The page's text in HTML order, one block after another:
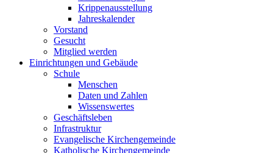
Krippenausstellung
Jahreskalender
Vorstand
Gesucht
Mitglied werden
Einrichtungen und Gebäude
Schule
Menschen
Daten und Zahlen
Wissenswertes
Geschäftsleben
Infrastruktur
Evangelische Kirchengemeinde
Katholische Kirchengemeinde